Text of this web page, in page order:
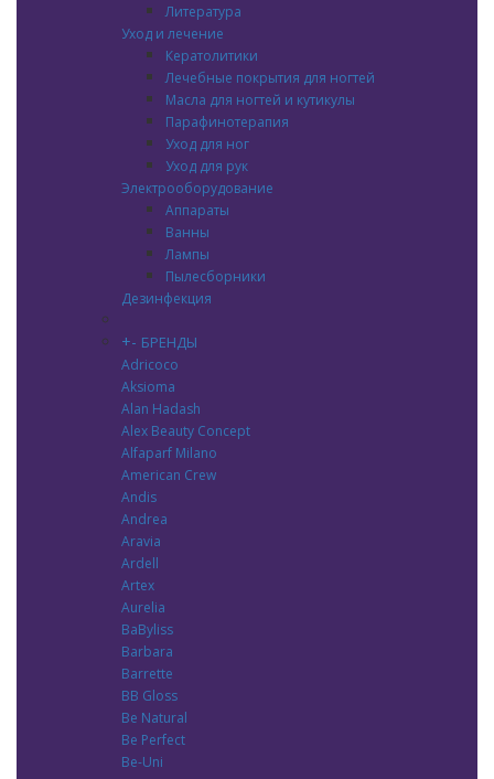
Литература
Уход и лечение
Кератолитики
Лечебные покрытия для ногтей
Масла для ногтей и кутикулы
Парафинотерапия
Уход для ног
Уход для рук
Электрооборудование
Аппараты
Ванны
Лампы
Пылесборники
Дезинфекция
+- БРЕНДЫ
Adricoco
Aksioma
Alan Hadash
Alex Beauty Concept
Alfaparf Milano
American Crew
Andis
Andrea
Aravia
Ardell
Artex
Aurelia
BaByliss
Barbara
Barrette
BB Gloss
Be Natural
Be Perfect
Be-Uni